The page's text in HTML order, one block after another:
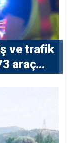
ve trafik
araç